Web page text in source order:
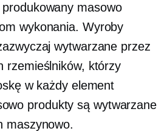
produkowany masowo
wykonania. Wyroby
wytwarzane przez
rzemieślników, którzy
w każdy element
produkty są wytwarzane
maszynowo.